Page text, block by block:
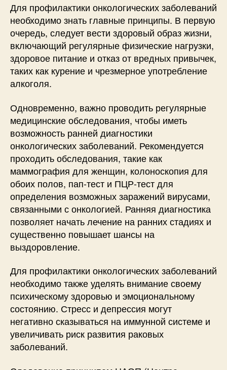
Для профилактики онкологических заболеваний
необходимо знать главные принципы. В первую
очередь, следует вести здоровый образ жизни,
включающий регулярные физические нагрузки,
здоровое питание и отказ от вредных привычек,
таких как курение и чрезмерное употребление
алкоголя.
Одновременно, важно проводить регулярные
медицинские обследования, чтобы иметь
возможность ранней диагностики
онкологических заболеваний. Рекомендуется
проходить обследования, такие как
маммография для женщин, колоноскопия для
обоих полов, пап-тест и ПЦР-тест для
определения возможных заражений вирусами,
связанными с онкологией. Ранняя диагностика
позволяет начать лечение на ранних стадиях и
существенно повышает шансы на
выздоровление.
Для профилактики онкологических заболеваний
необходимо также уделять внимание своему
психическому здоровью и эмоциональному
состоянию. Стресс и депрессия могут
негативно сказываться на иммунной системе и
увеличивать риск развития раковых
заболеваний.